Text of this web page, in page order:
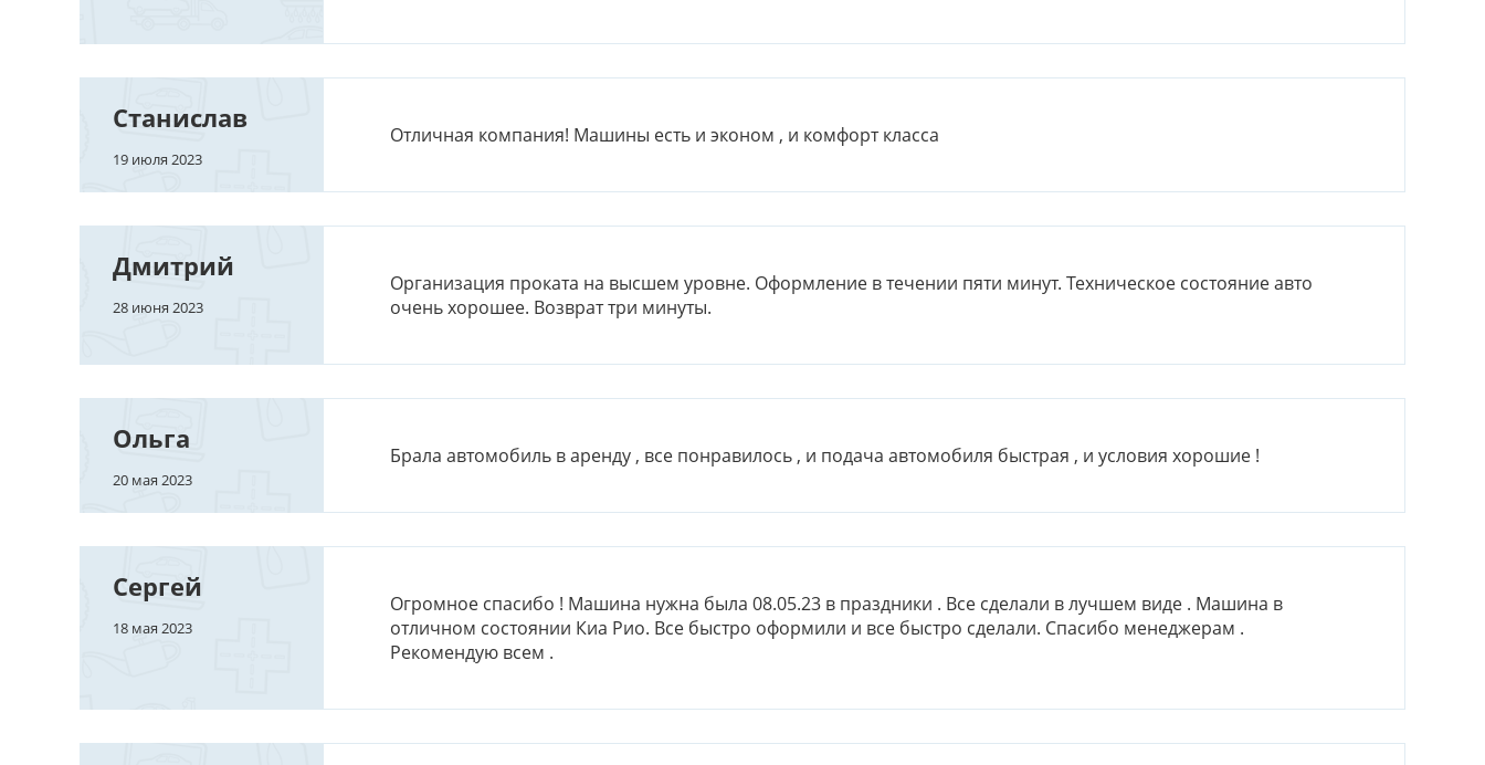
Станислав
19 июля 2023
Отличная компания! Машины есть и эконом , и комфорт класса
Дмитрий
28 июня 2023
Организация проката на высшем уровне. Оформление в течении пяти минут. Техническое состояние авто
очень хорошее. Возврат три минуты.
Ольга
20 мая 2023
Брала автомобиль в аренду , все понравилось , и подача автомобиля быстрая , и условия хорошие !
Сергей
18 мая 2023
Огромное спасибо ! Машина нужна была 08.05.23 в праздники . Все сделали в лучшем виде . Машина в
отличном состоянии Киа Рио. Все быстро оформили и все быстро сделали. Спасибо менеджерам .
Рекомендую всем .